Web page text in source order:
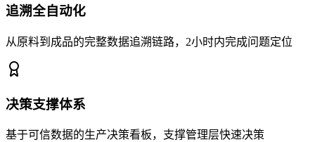
追溯全自动化
从原料到成品的完整数据追溯链路，2小时内完成问题定位
决策支撑体系
基于可信数据的生产决策看板，支撑管理层快速决策